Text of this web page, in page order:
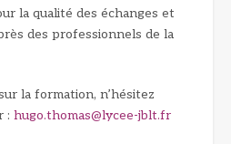
la qualité des échanges et
des professionnels de la
la formation, n’hésitez
: hugo.thomas@lycee-jblt.fr